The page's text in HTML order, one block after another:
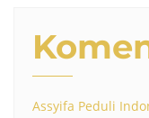
Assyifa Peduli